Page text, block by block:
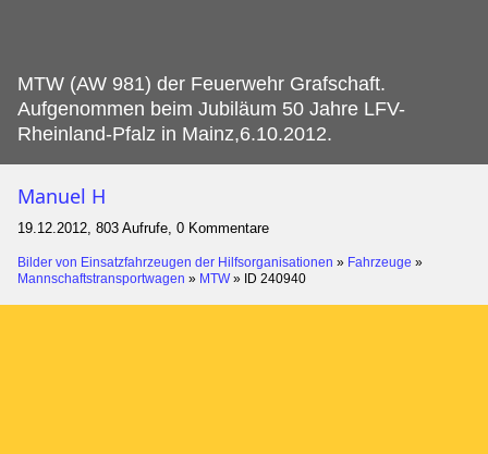
MTW (AW 981) der Feuerwehr Grafschaft.
Aufgenommen beim Jubiläum 50 Jahre LFV-
Rheinland-Pfalz in Mainz,6.10.2012.
Manuel H
19.12.2012, 803 Aufrufe, 0 Kommentare
Bilder von Einsatzfahrzeugen der Hilfsorganisationen » Fahrzeuge »
Mannschaftstransportwagen » MTW» ID 240940